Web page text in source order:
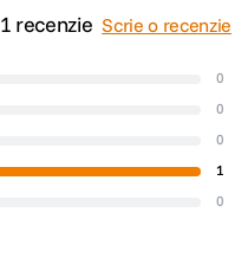
1 recenzie Scrie o recenzie
0
0
0
1
0